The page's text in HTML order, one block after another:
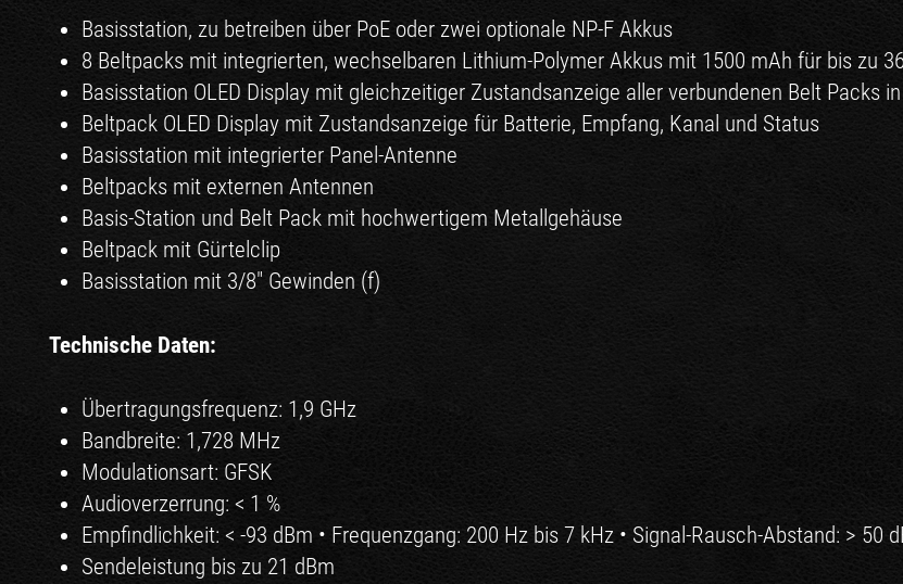
Basisstation, zu betreiben über PoE oder zwei optionale NP-F Akkus
8 Beltpacks mit integrierten, wechselbaren Lithium-Polymer Akkus mit 1500 mAh für bis zu
Basisstation OLED Display mit gleichzeitiger Zustandsanzeige aller verbundenen Belt Packs
Beltpack OLED Display mit Zustandsanzeige für Batterie, Empfang, Kanal und Status
Basisstation mit integrierter Panel-Antenne
Beltpacks mit externen Antennen
Basis-Station und Belt Pack mit hochwertigem Metallgehäuse
Beltpack mit Gürtelclip
Basisstation mit 3/8" Gewinden (f)
Technische Daten:
Übertragungsfrequenz: 1,9 GHz
Bandbreite: 1,728 MHz
Modulationsart: GFSK
Audioverzerrung: < 1 %
Empfindlichkeit: < -93 dBm • Frequenzgang: 200 Hz bis 7 kHz • Signal-Rausch-Abstand: > 50
Sendeleistung bis zu 21 dBm